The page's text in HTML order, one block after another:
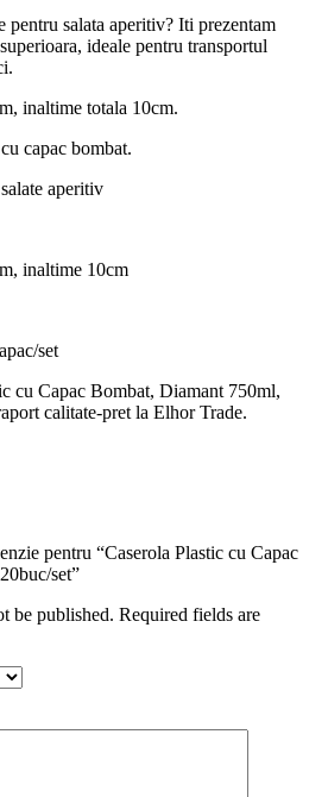
pentru salata aperitiv? Iti prezentam
ideale pentru transportul
inaltime totala 10cm.
capac bombat.
aperitiv
inaltime 10cm
set
cu Capac Bombat, Diamant 750ml,
calitate-pret la Elhor Trade.
pentru “Caserola Plastic cu Capac
set”
be published. Required fields are